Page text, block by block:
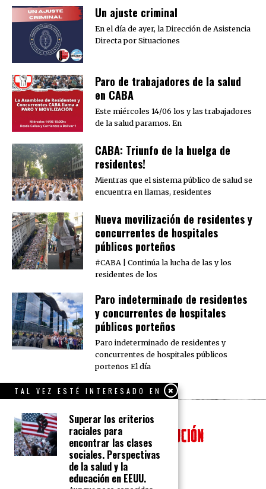
Un ajuste criminal
En el día de ayer, la Dirección de Asistencia
Directa por Situaciones
Paro de trabajadores de la salud
en CABA
Este miércoles 14/06 los y las trabajadores
de la salud paramos. En
CABA: Triunfo de la huelga de
residentes!
Mientras que el sistema público de salud se
encuentra en llamas, residentes
Nueva movilización de residentes y
concurrentes de hospitales
públicos porteños
#CABA | Continúa la lucha de las y los
residentes de los
Paro indeterminado de residentes
y concurrentes de hospitales
públicos porteños
Paro indeterminado de residentes y
concurrentes de hospitales públicos
porteños El día
TAL VEZ ESTÉ INTERESADO EN
Superar los criterios
raciales para
encontrar las clases
sociales. Perspectivas
de la salud y la
educación en EEUU.